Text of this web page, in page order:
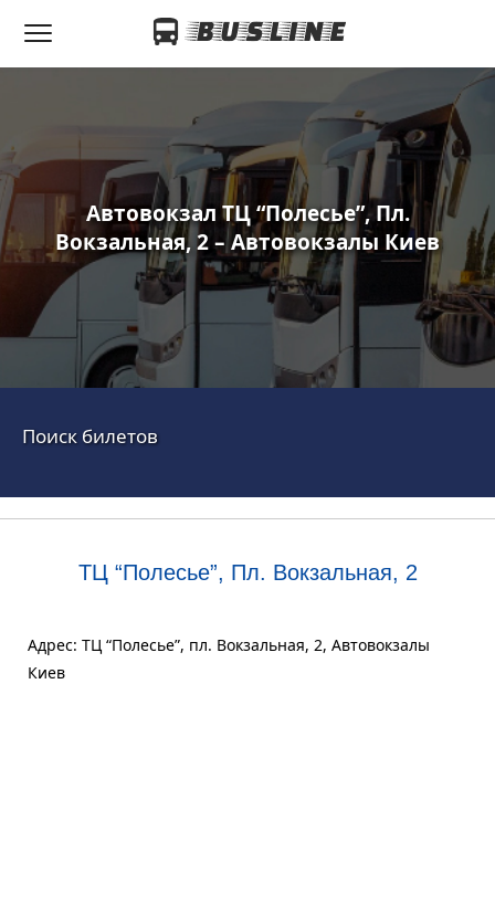
Автовокзал ТЦ “Полесье”, Пл.
Вокзальная, 2 – Автовокзалы Киев
Поиск билетов
ТЦ “Полесье”, Пл. Вокзальная, 2
Адрес: ТЦ “Полесье”, пл. Вокзальная, 2, Автовокзалы
Киев